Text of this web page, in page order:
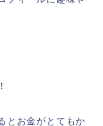
とお金がとてもか